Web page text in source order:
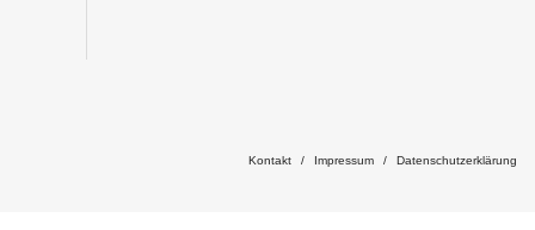
Kontakt Impressum Datenschutzerklärung